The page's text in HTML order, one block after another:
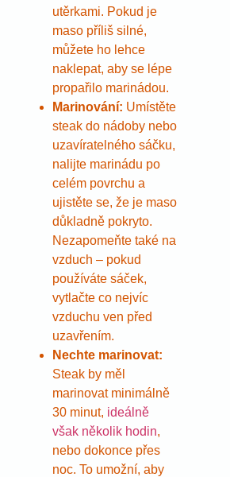
utěrkami. Pokud je
maso příliš silné,
můžete ho lehce
naklepat, aby se lépe
propařilo marinádou.
Marinování: Umístěte
steak do nádoby nebo
uzavíratelného sáčku,
nalijte marinádu po
celém povrchu a
ujistěte se, že je maso
důkladně pokryto.
Nezapomeňte také na
vzduch – pokud
používáte sáček,
vytlačte co nejvíc
vzduchu ven před
uzavřením.
Nechte marinovat:
Steak by měl
marinovat minimálně
30 minut, ideálně
však několik hodin,
nebo dokonce přes
noc. To umožní, aby